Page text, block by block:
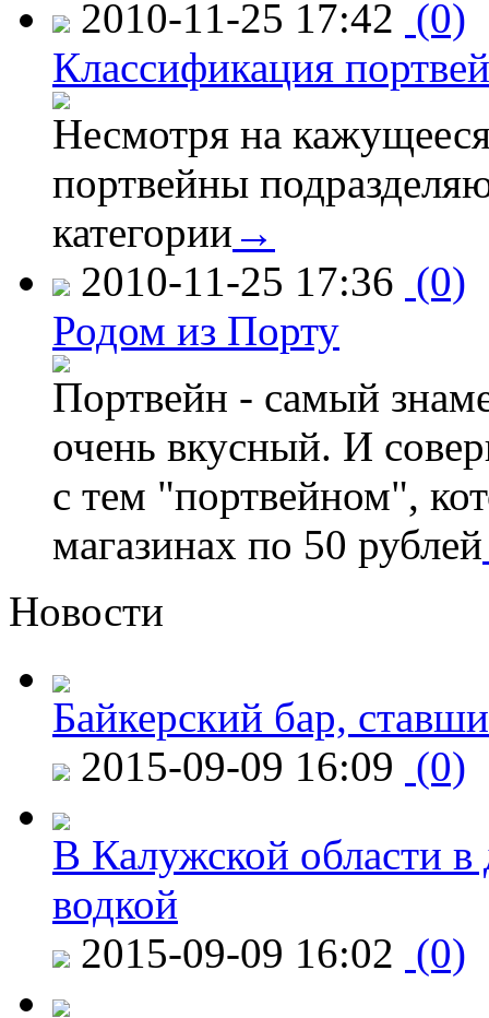
2010-11-25 17:42 (0)
Классификация
Несмотря на
портвейны
категории →
2010-11-25 17:36 (0)
Родом из Порту
Портвейн - самый
очень вкусный. И
с тем "портвейном",
магазинах по 50 рублей
Новости
Байкерский бар,
2015-09-09 16:09 (0)
В Калужской области в
водкой
2015-09-09 16:02 (0)